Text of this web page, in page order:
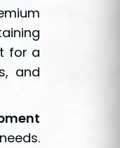
for a
and